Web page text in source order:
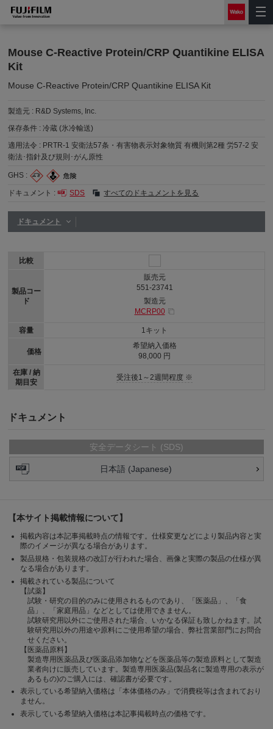
Mouse C-Reactive Protein/CRP Quantikine ELISA
Kit
Mouse C-Reactive Protein/CRP Quantikine ELISA Kit
製造元 : R&D Systems, Inc.
保存条件 :冷蔵 (氷冷輸送)
適用法令 : PRTR-1 安衛法57条・有害物表示対象物質 有機則第2種 労57-2 安
衛法･指針及び規則･がん原性
GHS :
ドキュメント : SDS すべてのドキュメントを見る
ドキュメント
比較
製品コー
ド
容量
価格
在庫 / 納
期目安
販売元
551-23741
製造元
MCRP00
1キット
希望納入価格
98,000 円
受注後1～2週間程度 ※
ドキュメント
安全データシート (SDS)
日本語 (Japanese)
【本サイト掲載情報について】
掲載内容は本記事掲載時点の情報です。仕様変更などにより製品内容と実
際のイメージが異なる場合があります。
製品規格・包装規格の改訂が行われた場合、画像と実際の製品の仕様が異
なる場合があります。
掲載されている製品について
【試薬】
試験・研究の目的のみに使用されるものであり、「医薬品」、「食
品」、「家庭用品」などとしては使用できません。
試験研究用以外にご使用された場合、いかなる保証も致しかねます。試
験研究用以外の用途や原料にご使用希望の場合、弊社営業部門にお問合
せください。
【医薬品原料】
製造専用医薬品及び医薬品添加物などを医薬品等の製造原料として製造
業者向けに販売しています。製造専用医薬品(製品名に製造専用の表示が
あるもの)のご購入には、確認書が必要です。
表示している希望納入価格は「本体価格のみ」で消費税等は含まれており
ません。
表示している希望納入価格は本記事掲載時点の価格です。